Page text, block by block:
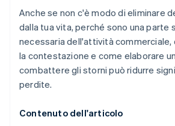
Anche se non c'è modo di eliminare
dalla tua vita, perché sono una parte
necessaria dell'attività commerciale,
la contestazione e come elaborare
combattere gli storni può ridurre
perdite.
Contenuto dell'articolo